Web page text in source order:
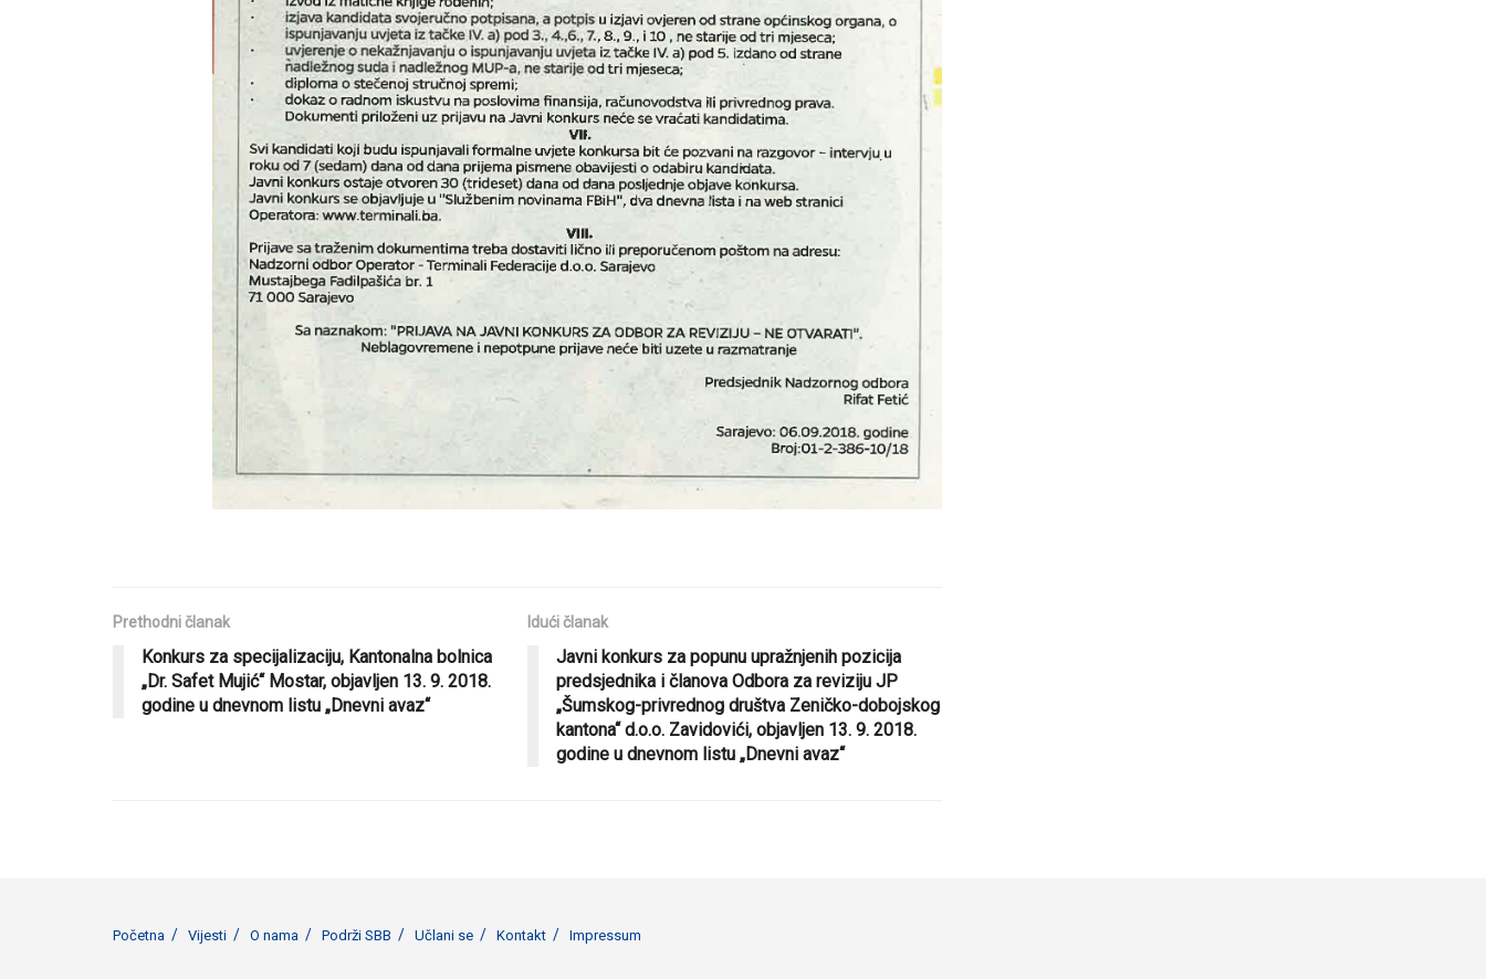
Prethodni članak
Konkurs za specijalizaciju, Kantonalna bolnica
„Dr. Safet Mujić“ Mostar, objavljen 13. 9. 2018.
godine u dnevnom listu „Dnevni avaz“
Idući članak
Javni konkurs za popunu upražnjenih pozicija
predsjednika i članova Odbora za reviziju JP
„Šumskog-privrednog društva Zeničko-dobojskog
kantona“ d.o.o. Zavidovići, objavljen 13. 9. 2018.
godine u dnevnom listu „Dnevni avaz“
Početna Vijesti O nama Podrži SBB Učlani se Kontakt Impressum